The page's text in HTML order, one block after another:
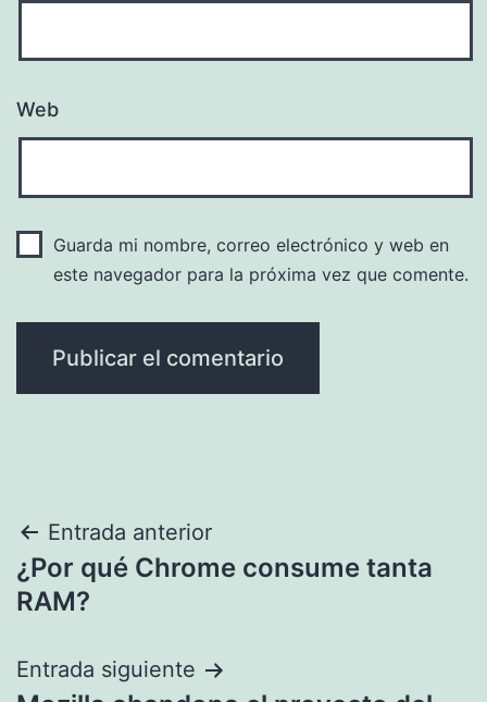
Web
Guarda mi nombre, correo electrónico y web en
este navegador para la próxima vez que comente.
Navegación
de
Entrada anterior
¿Por qué Chrome consume tanta
RAM?
Entrada siguiente